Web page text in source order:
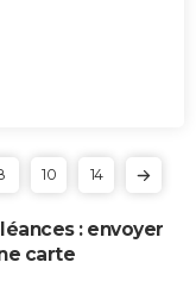
10 14
: envoyer
carte